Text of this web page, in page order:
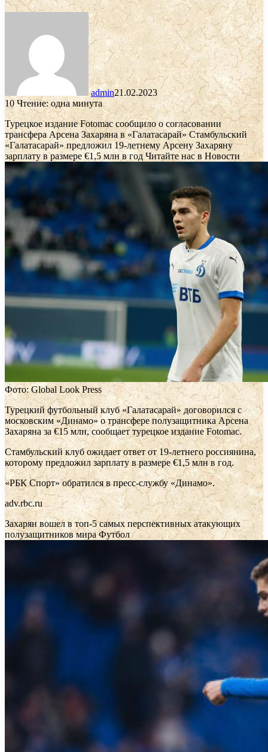
admin21.02.2023
10Чтение: одна минута
Турецкое издание Fotomac сообщило о согласовании
трансфера Арсена Захаряна в «Галатасарай»Стамбульский
«Галатасарай» предложил 19-летнему Арсену Захаряну
зарплату в размере €1,5 млн в годЧитайте нас в Новости
Фото: Global Look Press
Турецкий футбольный клуб «Галатасарай» договорился с
московским «Динамо» о трансфере полузащитника Арсена
Захаряна за €15 млн, сообщает турецкое издание Fotomac.
Стамбульский клуб ожидает ответ от 19-летнего россиянина,
которому предложил зарплату в размере €1,5 млн в год.
«РБК Спорт» обратился в пресс-службу «Динамо».
adv.rbc.ru
Захарян вошел в топ-5 самых перспективных атакующих
полузащитников мираФутбол